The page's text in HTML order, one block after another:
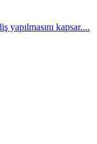
kapsar....